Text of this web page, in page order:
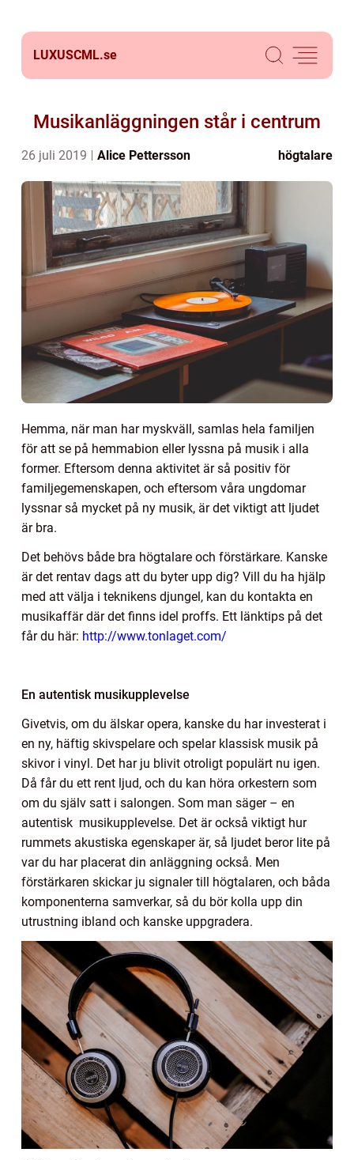
LUXUSCML.se
Musikanläggningen står i centrum
26 juli 2019 Alice Pettersson högtalare
Hemma, när man har myskväll, samlas hela familjen
för att se på hemmabion eller lyssna på musik i alla
former. Eftersom denna aktivitet är så positiv för
familjegemenskapen, och eftersom våra ungdomar
lyssnar så mycket på ny musik, är det viktigt att ljudet
är bra.
Det behövs både bra högtalare och förstärkare. Kanske
är det rentav dags att du byter upp dig? Vill du ha hjälp
med att välja i teknikens djungel, kan du kontakta en
musikaffär där det finns idel proffs. Ett länktips på det
får du här: http://www.tonlaget.com/
En autentisk musikupplevelse
Givetvis, om du älskar opera, kanske du har investerat i
en ny, häftig skivspelare och spelar klassisk musik på
skivor i vinyl. Det har ju blivit otroligt populärt nu igen.
Då får du ett rent ljud, och du kan höra orkestern som
om du själv satt i salongen. Som man säger – en
autentisk musikupplevelse. Det är också viktigt hur
rummets akustiska egenskaper är, så ljudet beror lite på
var du har placerat din anläggning också. Men
förstärkaren skickar ju signaler till högtalaren, och båda
komponenterna samverkar, så du bör kolla upp din
utrustning ibland och kanske uppgradera.